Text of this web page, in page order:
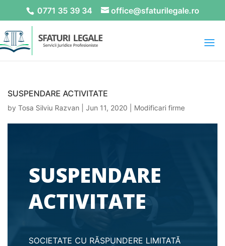
0771 35 39 34 office@sfaturilegale.ro
SUSPENDARE ACTIVITATE
by Tosa Silviu Razvan Jun 11, 2020 Modificari firme
SUSPENDARE
ACTIVITATE
SOCIETATE CU RĂSPUNDERE LIMITATĂ